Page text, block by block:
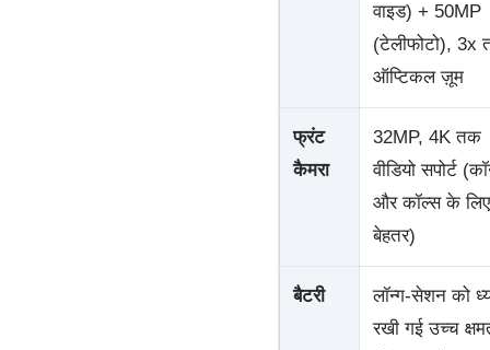
वाइड) + 50MP
(टेलीफोटो), 3x
ऑप्टिकल ज़ूम
फ्रंट
कैमरा
32MP, 4K तक
वीडियो सपोर्ट
और कॉल्स के लिए
बेहतर)
बैटरी
लॉन्ग-सेशन को
रखी गई उच्च